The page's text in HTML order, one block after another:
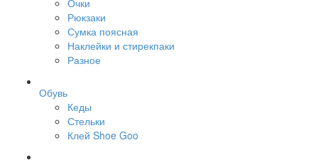
Очки
Рюкзаки
Сумка поясная
Наклейки и стирекпаки
Разное
Обувь
Кеды
Стельки
Клей Shoe Goo